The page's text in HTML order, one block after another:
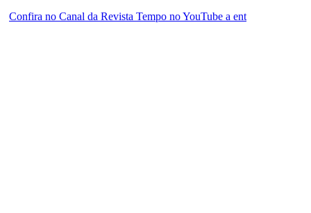
Confira no Canal da Revista Tempo no YouTube a ent